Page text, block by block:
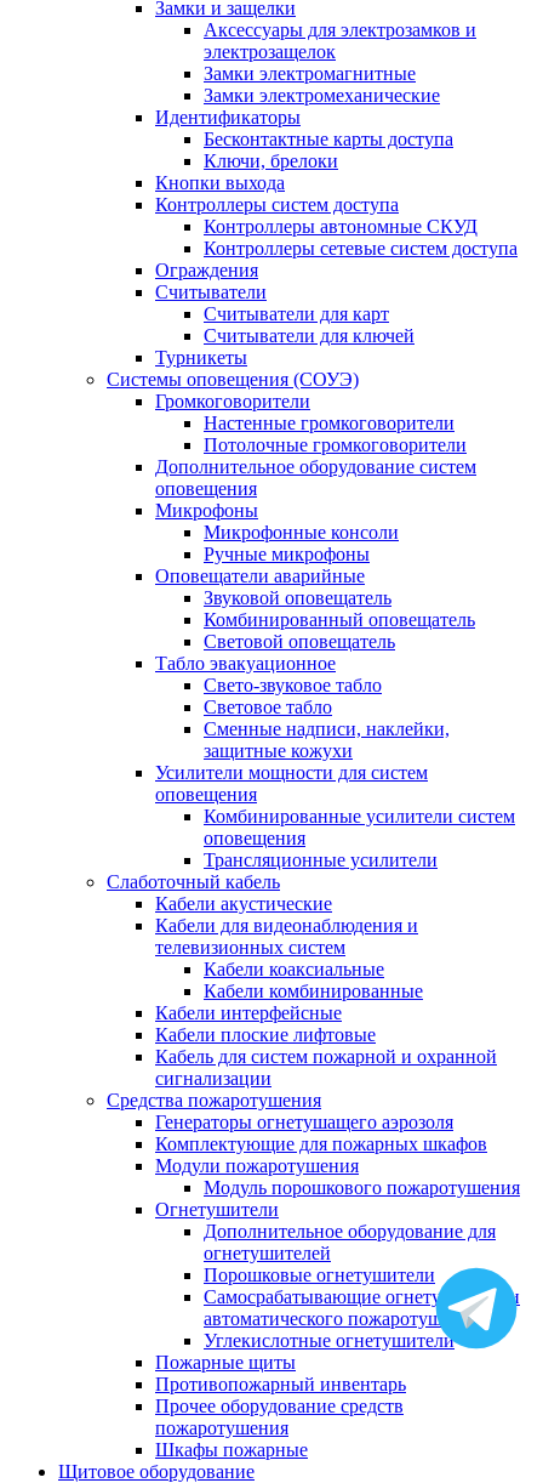
Замки и защелки
Аксессуары для электрозамков и
электрозащелок
Замки электромагнитные
Замки электромеханические
Идентификаторы
Бесконтактные карты доступа
Ключи, брелоки
Кнопки выхода
Контроллеры систем доступа
Контроллеры автономные СКУД
Контроллеры сетевые систем доступа
Ограждения
Считыватели
Считыватели для карт
Считыватели для ключей
Турникеты
Системы оповещения (СОУЭ)
Громкоговорители
Настенные громкоговорители
Потолочные громкоговорители
Дополнительное оборудование систем
оповещения
Микрофоны
Микрофонные консоли
Ручные микрофоны
Оповещатели аварийные
Звуковой оповещатель
Комбинированный оповещатель
Световой оповещатель
Табло эвакуационное
Свето-звуковое табло
Световое табло
Сменные надписи, наклейки,
защитные кожухи
Усилители мощности для систем
оповещения
Комбинированные усилители систем
оповещения
Трансляционные усилители
Слаботочный кабель
Кабели акустические
Кабели для видеонаблюдения и
телевизионных систем
Кабели коаксиальные
Кабели комбинированные
Кабели интерфейсные
Кабели плоские лифтовые
Кабель для систем пожарной и охранной
сигнализации
Средства пожаротушения
Генераторы огнетушащего аэрозоля
Комплектующие для пожарных шкафов
Модули пожаротушения
Модуль порошкового пожаротушения
Огнетушители
Дополнительное оборудование для
огнетушителей
Порошковые огнетушители
Самосрабатывающие огнетушители и
автоматического пожаротушения
Углекислотные огнетушители
Пожарные щиты
Противопожарный инвентарь
Прочее оборудование средств
пожаротушения
Шкафы пожарные
Щитовое оборудование